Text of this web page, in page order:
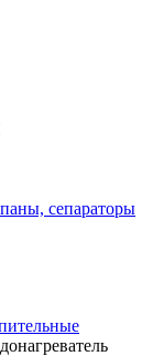
сепараторы